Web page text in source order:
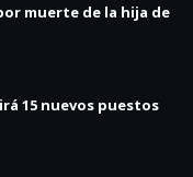
muerte de la hija de
15 nuevos puestos